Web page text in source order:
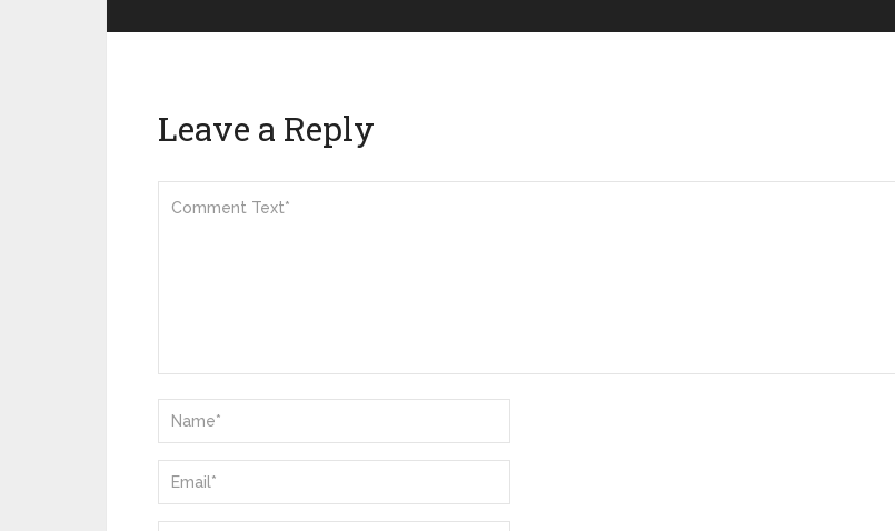
Leave a Reply